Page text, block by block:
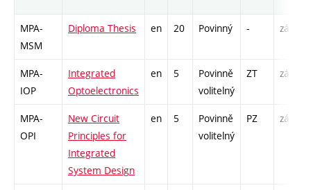
MPA-
MSM
Diploma Thesis en 20 Povinný - zá
MPA-
IOP
Integrated
Optoelectronics
en 5
Povinně
volitelný
ZT zá,zk
MPA-
OPI
New Circuit
Principles for
Integrated
System Design
en 5
Povinně
volitelný
PZ zá,zk